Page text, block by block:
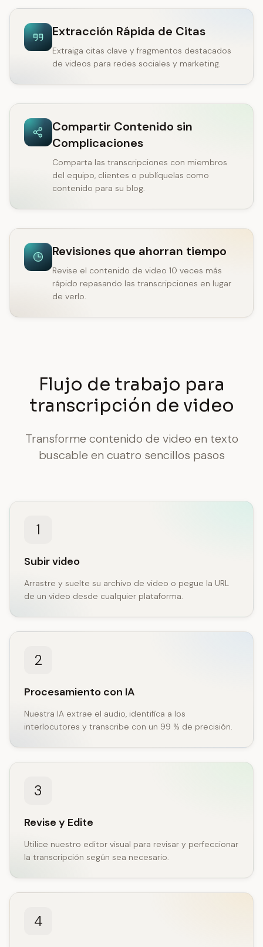
Extracción Rápida de Citas
Extraiga citas clave y fragmentos destacados
de videos para redes sociales y marketing.
Compartir Contenido sin
Complicaciones
Comparta las transcripciones con miembros
del equipo, clientes o publíquelas como
contenido para su blog.
Revisiones que ahorran tiempo
Revise el contenido de video 10 veces más
rápido repasando las transcripciones en lugar
de verlo.
Flujo de trabajo para
transcripción de video
Transforme contenido de video en texto
buscable en cuatro sencillos pasos
1
Subir video
Arrastre y suelte su archivo de video o pegue la URL
de un video desde cualquier plataforma.
2
Procesamiento con IA
Nuestra IA extrae el audio, identifica a los
interlocutores y transcribe con un 99 % de precisión.
3
Revise y Edite
Utilice nuestro editor visual para revisar y perfeccionar
la transcripción según sea necesario.
4